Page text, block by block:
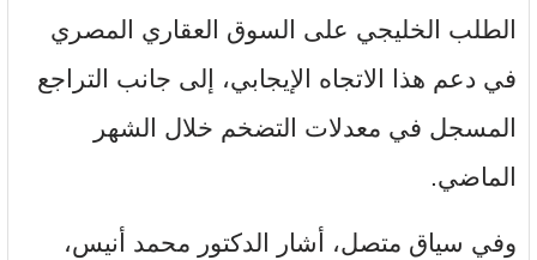
الطلب الخليجي على السوق العقاري المصري
في دعم هذا الاتجاه الإيجابي، إلى جانب التراجع
المسجل في معدلات التضخم خلال الشهر
الماضي.
وفي سياق متصل، أشار الدكتور محمد أنيس،